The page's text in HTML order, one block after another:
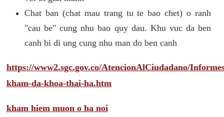
Chat ban (chat mau trang tu te bao chet) o ranh
"cau be" cung nhu bao quy dau. Khu vuc da ben
canh bi di ung cung nhu man do ben canh
https://www2.sgc.gov.co/AtencionAlCiudadano/
kham-da-khoa-thai-ha.htm
kham hiem muon o ha noi